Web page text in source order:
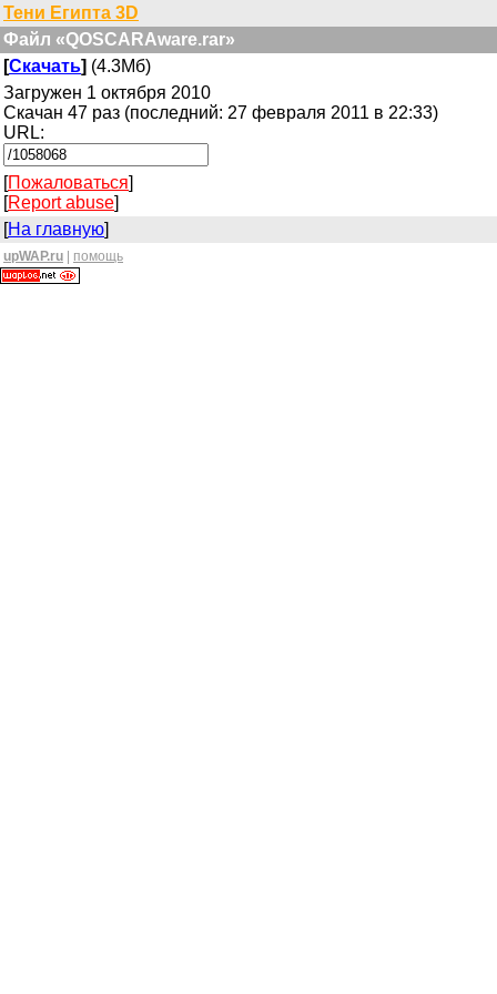
Тени Египта 3D
Файл «QOSCARAware.rar»
[Скачать] (4.3Мб)
Загружен 1 октября 2010
Скачан 47 раз (последний: 27 февраля 2011 в 22:33)
URL:
[Пожаловаться]
[Report abuse]
[На главную]
upWAP.ru помощь